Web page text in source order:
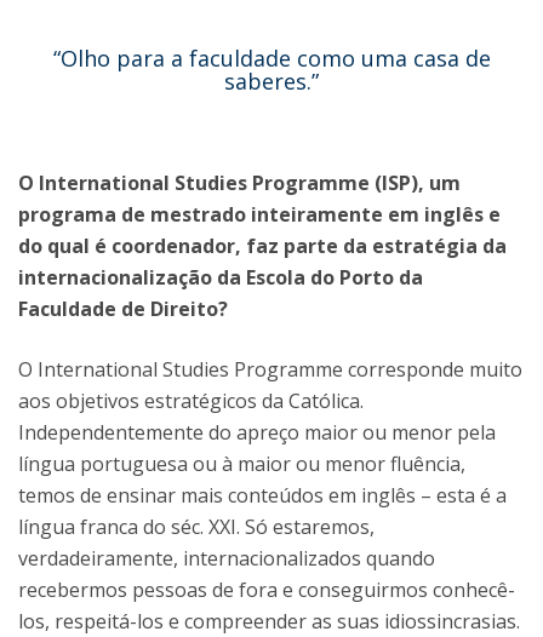
“Olho para a faculdade como uma casa de
saberes.”
O International Studies Programme (ISP), um
programa de mestrado inteiramente em inglês e
do qual é coordenador, faz parte da estratégia da
internacionalização da Escola do Porto da
Faculdade de Direito?
O International Studies Programme corresponde muito
aos objetivos estratégicos da Católica.
Independentemente do apreço maior ou menor pela
língua portuguesa ou à maior ou menor fluência,
temos de ensinar mais conteúdos em inglês – esta é a
língua franca do séc. XXI. Só estaremos,
verdadeiramente, internacionalizados quando
recebermos pessoas de fora e conseguirmos conhecê-
los, respeitá-los e compreender as suas idiossincrasias.